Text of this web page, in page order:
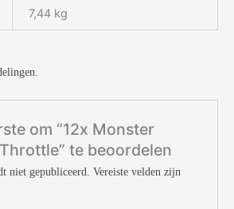
7,44 kg
om “12x Monster
te beoordelen
niet gepubliceerd.
Vereiste velden zijn